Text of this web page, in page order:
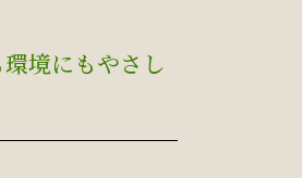
境にもやさし